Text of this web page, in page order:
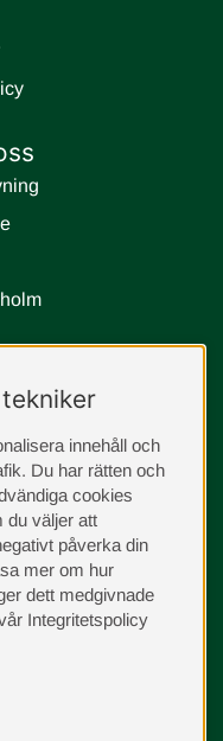
cookies -
innehåll och
Du har rätten och
cookies
du väljer att
påverka din
mer om hur
dett medgivnade
Integritetspolicy